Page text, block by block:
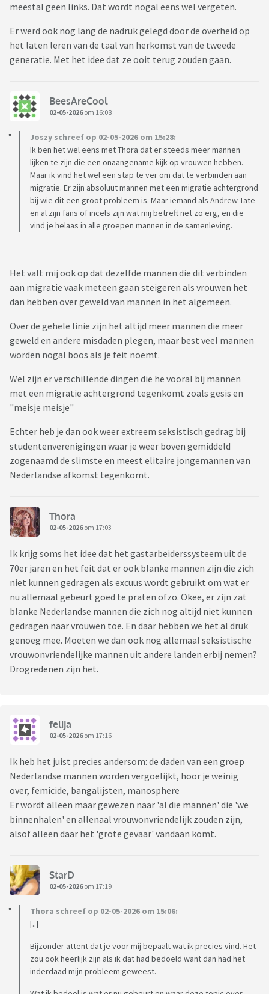
meestal geen links. Dat wordt nogal eens wel vergeten.
Er werd ook nog lang de nadruk gelegd door de overheid op
het laten leren van de taal van herkomst van de tweede
generatie. Met het idee dat ze ooit terug zouden gaan.
BeesAreCool
02-05-2026om 16:08
Joszy schreef op 02-05-2026 om 15:28:
Ik ben het wel eens met Thora dat er steeds meer mannen
lijken te zijn die een onaangename kijk op vrouwen hebben.
Maar ik vind het wel een stap te ver om dat te verbinden aan
migratie. Er zijn absoluut mannen met een migratie achtergrond
bij wie dit een groot probleem is. Maar iemand als Andrew Tate
en al zijn fans of incels zijn wat mij betreft net zo erg, en die
vind je helaas in alle groepen mannen in de samenleving.
Het valt mij ook op dat dezelfde mannen die dit verbinden
aan migratie vaak meteen gaan steigeren als vrouwen het
dan hebben over geweld van mannen in het algemeen.
Over de gehele linie zijn het altijd meer mannen die meer
geweld en andere misdaden plegen, maar best veel mannen
worden nogal boos als je feit noemt.
Wel zijn er verschillende dingen die he vooral bij mannen
met een migratie achtergrond tegenkomt zoals gesis en
"meisje meisje"
Echter heb je dan ook weer extreem seksistisch gedrag bij
studentenverenigingen waar je weer boven gemiddeld
zogenaamd de slimste en meest elitaire jongemannen van
Nederlandse afkomst tegenkomt.
Thora
02-05-2026om 17:03
Ik krijg soms het idee dat het gastarbeiderssysteem uit de
70er jaren en het feit dat er ook blanke mannen zijn die zich
niet kunnen gedragen als excuus wordt gebruikt om wat er
nu allemaal gebeurt goed te praten ofzo. Okee, er zijn zat
blanke Nederlandse mannen die zich nog altijd niet kunnen
gedragen naar vrouwen toe. En daar hebben we het al druk
genoeg mee. Moeten we dan ook nog allemaal seksistische
vrouwonvriendelijke mannen uit andere landen erbij nemen?
Drogredenen zijn het.
felija
02-05-2026om 17:16
Ik heb het juist precies andersom: de daden van een groep
Nederlandse mannen worden vergoelijkt, hoor je weinig
over, femicide, bangalijsten, manosphere
Er wordt alleen maar gewezen naar 'al die mannen' die 'we
binnenhalen' en allenaal vrouwonvriendelijk zouden zijn,
alsof alleen daar het 'grote gevaar' vandaan komt.
StarD
02-05-2026om 17:19
Thora schreef op 02-05-2026 om 15:06:
[..]
Bijzonder attent dat je voor mij bepaalt wat ik precies vind. Het
zou ook heerlijk zijn als ik dat had bedoeld want dan had het
inderdaad mijn probleem geweest.